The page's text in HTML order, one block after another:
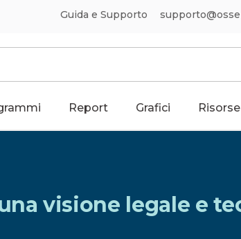
Guida e Supporto
Report Grafici Risorse
visione legale e